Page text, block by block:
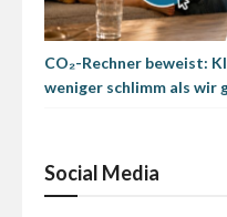
CO₂-Rechner beweist:
weniger schlimm als wir
Social Media